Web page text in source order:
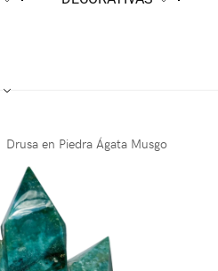
Drusa en Piedra Ágata Musgo